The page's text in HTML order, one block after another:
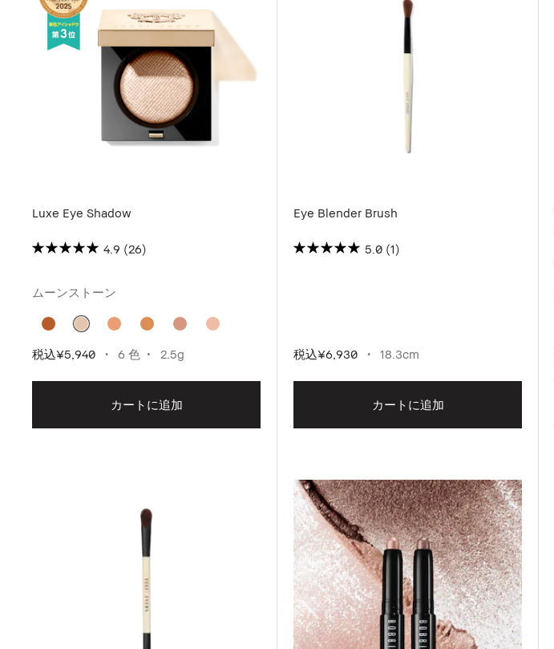
Luxe Eye Shadow
4.9 (26)
ムーンストーン
税込¥5,940 6 色 2.5g
カートに追加
Eye Blender Brush
5.0 (1)
税込¥6,930 18.3cm
カートに追加